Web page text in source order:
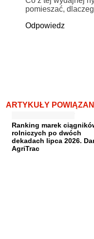
pomieszać,
Odpowiedz
ARTYKUŁY
Ranking marek
rolniczych po dwóch
dekadach lipca 2026.
AgriTrac